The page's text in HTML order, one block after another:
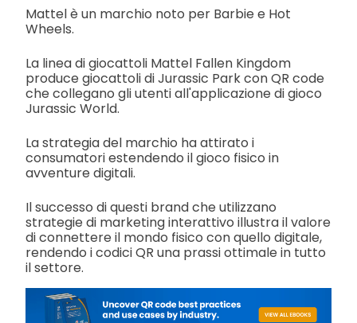
Mattel è un marchio noto per Barbie e Hot
Wheels.
La linea di giocattoli Mattel Fallen Kingdom
produce giocattoli di Jurassic Park con QR code
che collegano gli utenti all'applicazione di gioco
Jurassic World.
La strategia del marchio ha attirato i
consumatori estendendo il gioco fisico in
avventure digitali.
Il successo di questi brand che utilizzano
strategie di marketing interattivo illustra il valore
di connettere il mondo fisico con quello digitale,
rendendo i codici QR una prassi ottimale in tutto
il settore.